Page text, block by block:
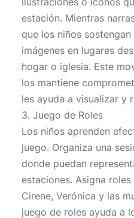
estación. Mientras
que los niños
imágenes en lugares
hogar o iglesia. Este
los mantiene
les ayuda a visualizar y
3. Juego de Roles
Los niños aprenden
juego. Organiza una
donde puedan
estaciones. Asigna
Cirene, Verónica y las
juego de roles ayuda a